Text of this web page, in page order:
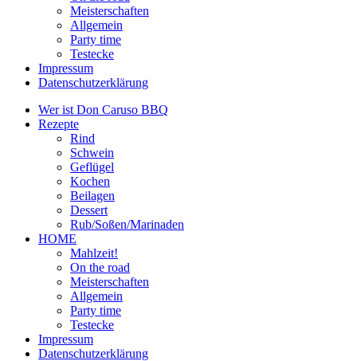
Meisterschaften
Allgemein
Party time
Testecke
Impressum
Datenschutzerklärung
Wer ist Don Caruso BBQ
Rezepte
Rind
Schwein
Geflügel
Kochen
Beilagen
Dessert
Rub/Soßen/Marinaden
HOME
Mahlzeit!
On the road
Meisterschaften
Allgemein
Party time
Testecke
Impressum
Datenschutzerklärung